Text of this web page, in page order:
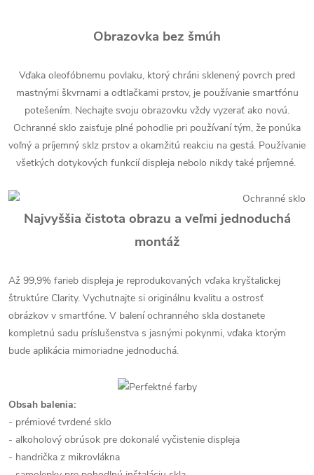
Obrazovka bez šmúh
Vďaka oleofóbnemu povlaku, ktorý chráni sklenený povrch pred
mastnými škvrnami a odtlačkami prstov, je používanie smartfónu
potešením. Nechajte svoju obrazovku vždy vyzerať ako novú.
Ochranné sklo zaisťuje plné pohodlie pri používaní tým, že ponúka
voľný a príjemný sklz prstov a okamžitú reakciu na gestá. Používanie
všetkých dotykových funkcií displeja nebolo nikdy také príjemné.
Najvyššia čistota obrazu a veľmi jednoduchá
montáž
Až 99,9% farieb displeja je reprodukovaných vďaka kryštalickej
štruktúre Clarity. Vychutnajte si originálnu kvalitu a ostrosť
obrázkov v smartfóne. V balení ochranného skla dostanete
kompletnú sadu príslušenstva s jasnými pokynmi, vďaka ktorým
bude aplikácia mimoriadne jednoduchá.
Obsah balenia:
- prémiové tvrdené sklo
- alkoholový obrúsok pre dokonalé vyčistenie displeja
- handrička z mikrovlákna